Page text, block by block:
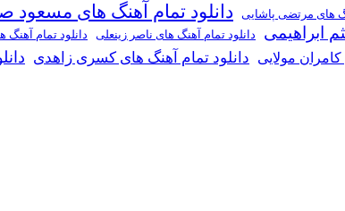
های مرتضی پاشایی دانلود تمام آهنگ های مسعود
ابراهیمی دانلود تمام آهنگ های ناصر زینعلی دانلود تمام آهنگ
کامران مولایی دانلود تمام آهنگ های کسری زاهدی